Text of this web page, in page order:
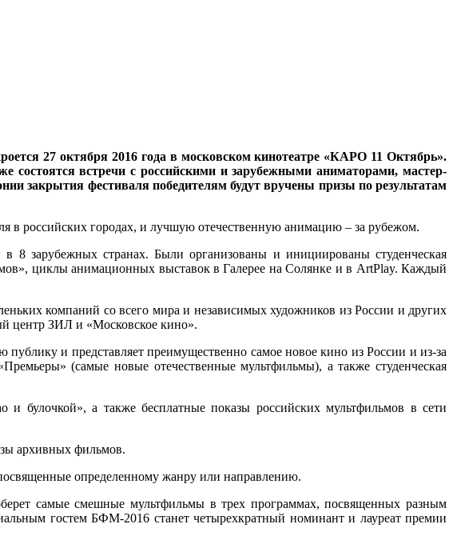
27 октября 2016 года в московском кинотеатре «КАРО 11 Октябрь».
встречи с российскими и зарубежными аниматорами, мастер-
закрытия фестиваля победителям будут вручены призы по результатам
в российских городах, и лучшую отечественную анимацию – за рубежом.
зарубежных странах. Были организованы и инициированы студенческая
циклы анимационных выставок в Галерее на Солянке и в ArtPlay. Каждый
компаний со всего мира и независимых художников из России и других
центр ЗИЛ и «Московское кино».
и представляет преимущественно самое новое кино из России и из-за
(самые новые отечественные мультфильмы), а также студенческая
булочкой», а также бесплатные показы российских мультфильмов в сети
архивных фильмов.
определенному жанру или направлению.
самые смешные мультфильмы в трех программах, посвященных разным
гостем БФМ-2016 станет четырехкратный номинант и лауреат премии